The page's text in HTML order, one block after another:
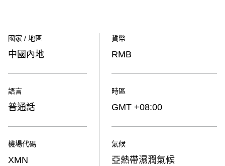
國家 / 地區
中國內地
語言
普通話
機場代碼
XMN
貨幣
RMB
時區
GMT +08:00
氣候
亞熱帶濕潤氣候